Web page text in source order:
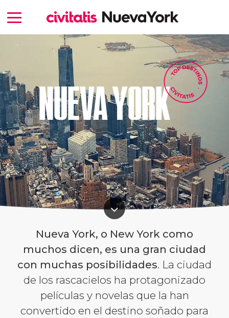
NUEVA YORK
Nueva York, o New York como
muchos dicen, es una gran ciudad
con muchas posibilidades. La ciudad
de los rascacielos ha protagonizado
películas y novelas que la han
convertido en el destino soñado para